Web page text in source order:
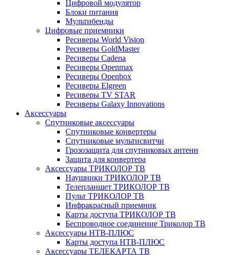
Цифровой модулятор
Блоки питания
Мультибенды
Цифровые приемники
Ресиверы World Vision
Ресиверы GoldMaster
Ресиверы Cadena
Ресиверы Openmax
Ресиверы Openbox
Ресиверы Elgreen
Ресиверы TV STAR
Ресиверы Galaxy Innovations
Аксессуары
Спутниковые аксессуары
Спутниковые конвертеры
Спутниковые мультисвитчи
Грозозащита для спутниковых антенн
Защита для конвертера
Аксессуары ТРИКОЛОР ТВ
Наушники ТРИКОЛОР ТВ
Телепланшет ТРИКОЛОР ТВ
Пульт ТРИКОЛОР ТВ
Инфракрасный приемник
Карты доступа ТРИКОЛОР ТВ
Беспроводное соединение Триколор ТВ
Аксессуары НТВ-ПЛЮС
Карты доступа НТВ-ПЛЮС
Аксессуары ТЕЛЕКАРТА ТВ